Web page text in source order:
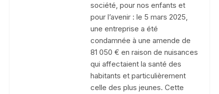
société, pour nos enfants et
pour l’avenir : le 5 mars 2025,
une entreprise a été
condamnée à une amende de
81 050 € en raison de nuisances
qui affectaient la santé des
habitants et particulièrement
celle des plus jeunes. Cette